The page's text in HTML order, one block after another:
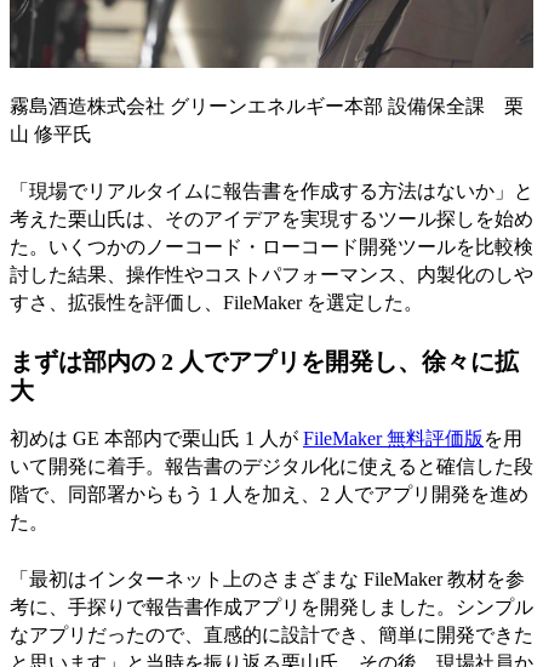
霧島酒造株式会社 グリーンエネルギー本部 設備保全課 栗
山 修平氏
「現場でリアルタイムに報告書を作成する方法はないか」と
考えた栗山氏は、そのアイデアを実現するツール探しを始め
た。いくつかのノーコード・ローコード開発ツールを比較検
討した結果、操作性やコストパフォーマンス、内製化のしや
すさ、拡張性を評価し、FileMaker を選定した。
まずは部内の 2 人でアプリを開発し、徐々に拡
大
初めは GE 本部内で栗山氏 1 人が FileMaker 無料評価版 を用
いて開発に着手。報告書のデジタル化に使えると確信した段
階で、同部署からもう 1 人を加え、2 人でアプリ開発を進め
た。
「最初はインターネット上のさまざまな FileMaker 教材を参
考に、手探りで報告書作成アプリを開発しました。シンプル
なアプリだったので、直感的に設計でき、簡単に開発できた
と思います」と当時を振り返る栗山氏。その後、現場社員か